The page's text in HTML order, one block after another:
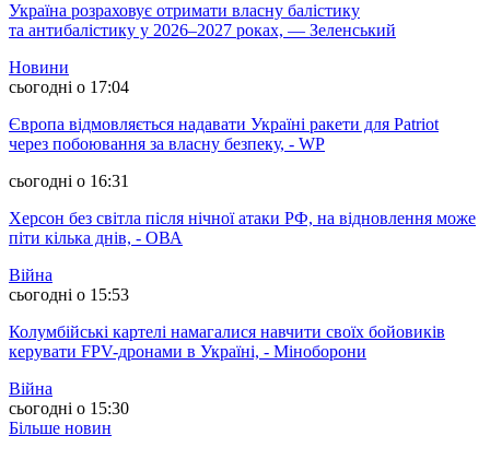
Україна розраховує отримати власну балістику
та антибалістику у 2026–2027 роках, — Зеленський
Новини
сьогодні о 17:04
Європа відмовляється надавати Україні ракети для Patriot
через побоювання за власну безпеку, - WP
сьогодні о 16:31
Херсон без світла після нічної атаки РФ, на відновлення може
піти кілька днів, - ОВА
Війна
сьогодні о 15:53
Колумбійські картелі намагалися навчити своїх бойовиків
керувати FPV-дронами в Україні, - Міноборони
Війна
сьогодні о 15:30
Більше новин